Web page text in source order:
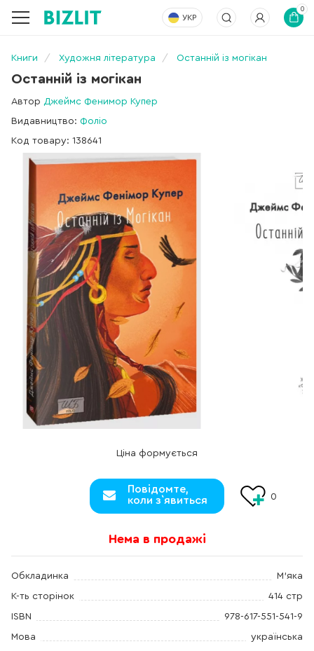
УКР
0
Книги Художня література Останній із могікан
Останній із могікан
Автор Джеймс Фенимор Купер
Видавництво: Фоліо
Код товару: 138641
Ціна формується
Повідомте,
коли з`явиться
0
Нема в продажі
Обкладинка М'яка
К-ть сторінок 414 стр
ISBN 978-617-551-541-9
Мова українська